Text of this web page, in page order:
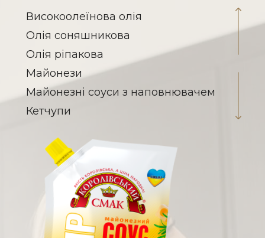
Високоолеїнова олія
Олія соняшникова
Олія ріпакова
Майонези
Майонезні соуси з наповнювачем
Кетчупи
Заправка для борщу
Паста томатна
Кислота оцтова
Соєві соуси